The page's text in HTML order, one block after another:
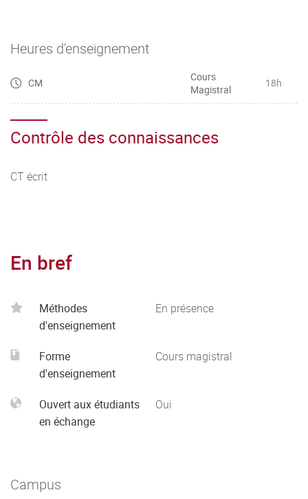
Heures d'enseignement
CM
Cours
Magistral
18h
Contrôle des connaissances
CT écrit
En bref
Méthodes
d'enseignement
En présence
Forme
d'enseignement
Cours magistral
Ouvert aux étudiants
en échange
Oui
Campus